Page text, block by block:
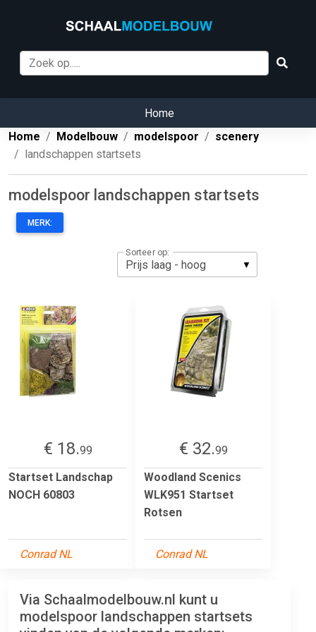
Home
Home
Modelbouw modelspoor
scenery
landschappen startsets
modelspoor landschappen startsets
MERK:
Sorteer op:
€ 18.99
Startset Landschap
NOCH 60803
Conrad NL
€ 32.99
Woodland Scenics
WLK951 Startset
Rotsen
Conrad NL
Via Schaalmodelbouw.nl kunt u
modelspoor landschappen startsets